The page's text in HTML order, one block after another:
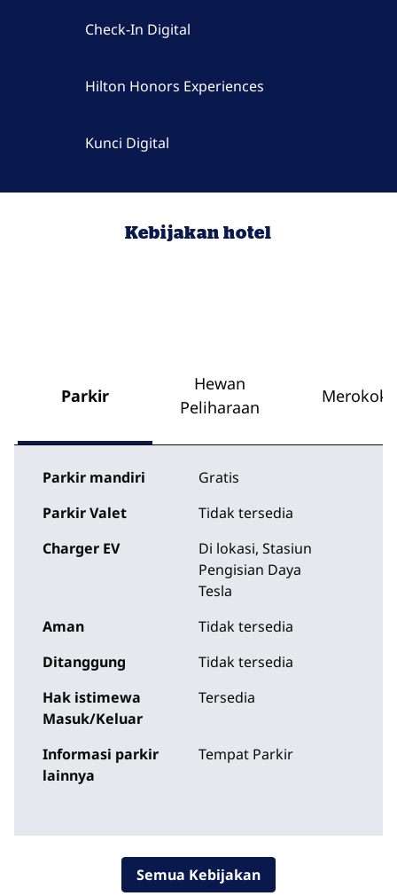
Check-In Digital
Hilton Honors Experiences
Kunci Digital
Kebijakan hotel
Parkir
Hewan
Peliharaan
Merokok
Parkir mandiri
Gratis
Parkir Valet
Tidak tersedia
Charger EV
Di lokasi, Stasiun
Pengisian Daya
Tesla
Aman
Tidak tersedia
Ditanggung
Tidak tersedia
Hak istimewa
Masuk/Keluar
Tersedia
Informasi parkir
lainnya
Tempat Parkir
Semua Kebijakan